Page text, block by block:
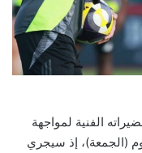
الفنية لمواجهة
11:30 من صباح يوم (الجمعة)، إذ سيجري